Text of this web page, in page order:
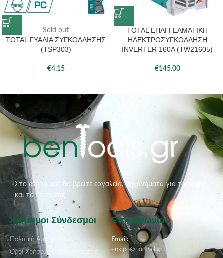
Sold out
TOTAL ΓΥΑΛΙΑ ΣΥΓΚΟΛΛΗΣΗΣ
(TSP303)
€4.15
TOTAL ΕΠΑΓΓΕΛΜΑΤΙΚΗ
ΗΛΕΚΤΡΟΣΥΓΚΟΛΛΗΣΗ
INVERTER 160A (TW21605)
€145.00
Στο eshop μας θα βρείτε εργαλεία, μηχανήματα για τον κήπο
και το σπίτι σας
Χρήσιμοι Σύνδεσμοι
Πολιτική Απορρήτου
Όροι Χρήσεις & Προϋποθέσεις
Επικοινωνία
Email:
enkipo@hotmail.gr